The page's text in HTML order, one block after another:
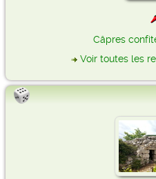
Câpres
Voir toutes les